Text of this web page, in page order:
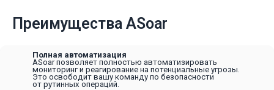
Преимущества ASoar
Полная автоматизация
ASoar позволяет полностью автоматизировать
мониторинг и реагирование на потенциальные угрозы.
Это освободит вашу команду по безопасности
от рутинных операций.